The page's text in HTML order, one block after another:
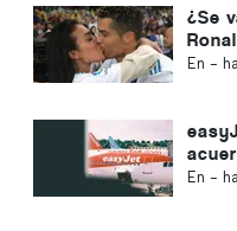
¿Se
En -
En -